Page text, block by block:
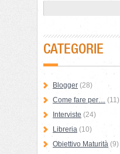
CATEGORIE
Blogger (28)
Come fare per… (11)
Interviste (24)
Libreria (10)
Obiettivo Maturità (9)